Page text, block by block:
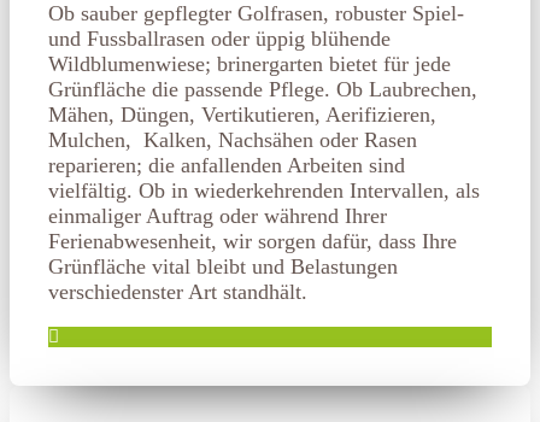
Ob sauber gepflegter Golfrasen, robuster Spiel-
und Fussballrasen oder üppig blühende
Wildblumenwiese; brinergarten bietet für jede
Grünfläche die passende Pflege. Ob Laubrechen,
Mähen, Düngen, Vertikutieren, Aerifizieren,
Mulchen, Kalken, Nachsähen oder Rasen
reparieren; die anfallenden Arbeiten sind
vielfältig. Ob in wiederkehrenden Intervallen, als
einmaliger Auftrag oder während Ihrer
Ferienabwesenheit, wir sorgen dafür, dass Ihre
Grünfläche vital bleibt und Belastungen
verschiedenster Art standhält.